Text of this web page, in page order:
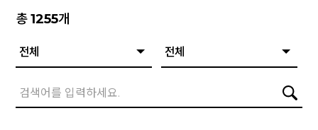
총1255개
전체 전체